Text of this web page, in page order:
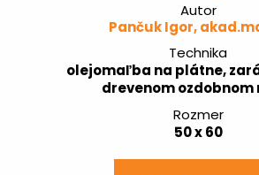
Autor
Pančuk Igor,
Technika
olejomaľba na plátne,
drevenom ozdobnom
Rozmer
50 x 60